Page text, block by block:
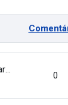
Sergio Pires Soares
0